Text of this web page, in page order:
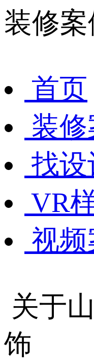
装修案
首页
装修
找设
VR
视频
关于
饰